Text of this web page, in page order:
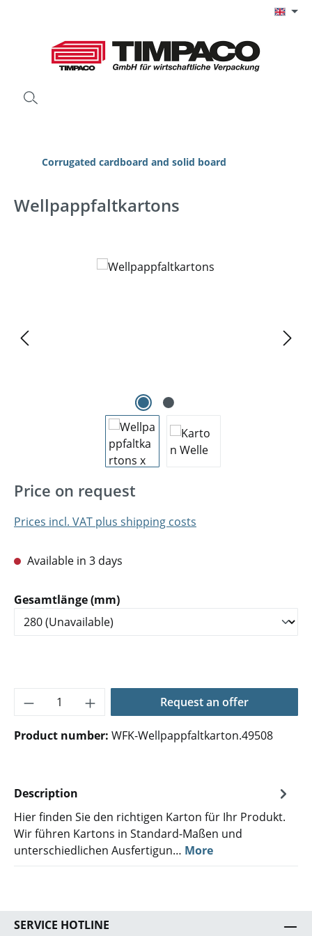
Corrugated cardboard and solid board
Wellpappfaltkartons
Skip image gallery
Price on request
Prices incl. VAT plus shipping costs
Available in 3 days
Select
Gesamtlänge (mm)
Product Quantity: Enter the desired
Request an offer
Product number: WFK-Wellpappfaltkarton.49508
Description
Hier finden Sie den richtigen Karton für Ihr Produkt.
Wir führen Kartons in Standard-Maßen und
unterschiedlichen Ausfertigun… More
SERVICE HOTLINE